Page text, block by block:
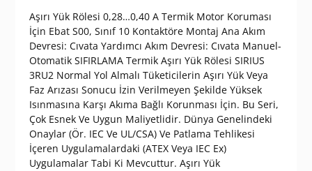
Aşırı Yük Rölesi 0,28…0,40 A Termik Motor Koruması
İçin Ebat S00, Sınıf 10 Kontaktöre Montaj Ana Akım
Devresi: Cıvata Yardımcı Akım Devresi: Cıvata Manuel-
Otomatik SIFIRLAMA Termik Aşırı Yük Rölesi SIRIUS
3RU2 Normal Yol Almalı Tüketicilerin Aşırı Yük Veya
Faz Arızası Sonucu İzin Verilmeyen Şekilde Yüksek
Isınmasına Karşı Akıma Bağlı Korunması İçin. Bu Seri,
Çok Esnek Ve Uygun Maliyetlidir. Dünya Genelindeki
Onaylar (Ör. IEC Ve UL/CSA) Ve Patlama Tehlikesi
İçeren Uygulamalardaki (ATEX Veya IEC Ex)
Uygulamalar Tabi Ki Mevcuttur. Aşırı Yük